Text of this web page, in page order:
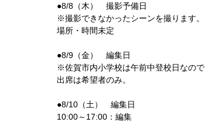
●8/8（木） 撮影予備日
※撮影できなかったシーンを撮ります。
場所・時間未定
●8/9（金） 編集日
※佐賀市内小学校は午前中登校日なの
出席は希望者のみ。
●8/10（土） 編集日
10:00～17:00：編集